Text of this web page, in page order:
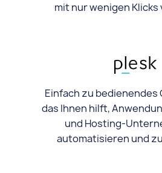
mit nur wenigen
Einfach zu bedienendes
das Ihnen hilft,
und Hosting-
automatisieren und